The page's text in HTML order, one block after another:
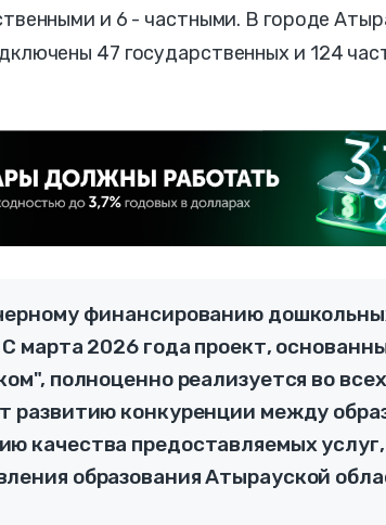
и 6 - частными. В городе
47 государственных и 124
финансированию
марта 2026 года проект,
полноценно реализуется во
развитию конкуренции между
качества предоставляемых
образования Атырауской